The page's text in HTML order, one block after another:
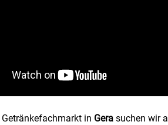
Getränkefachmarkt in Gera suchen wir